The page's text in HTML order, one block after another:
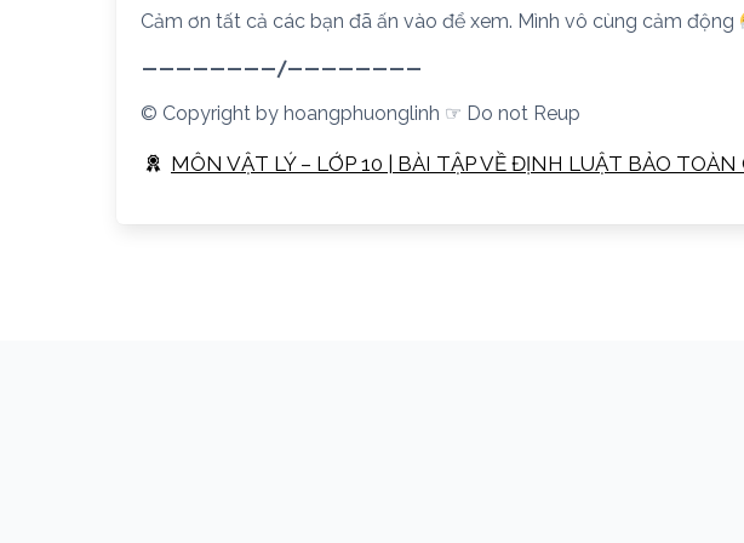
Cảm ơn tất cả các bạn đã ấn vào để xem. Mình vô cùng cảm động
————————/————————
© Copyright by hoangphuonglinh ☞ Do not Reup
MÔN VẬT LÝ – LỚP 10 | BÀI TẬP VỀ ĐỊNH LUẬT BẢO TOÀN